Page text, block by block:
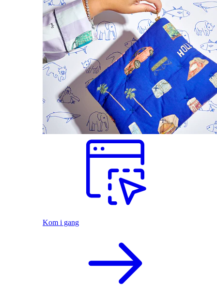
Kom i gang